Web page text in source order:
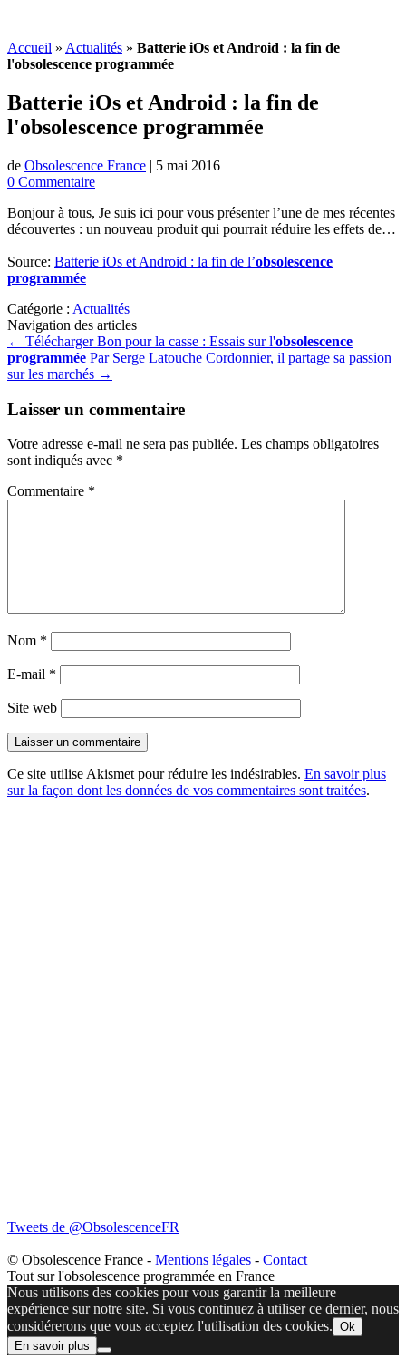
Accueil » Actualités » Batterie iOs et Android : la fin de
l'obsolescence programmée
Batterie iOs et Android : la fin de
l'obsolescence programmée
de Obsolescence France | 5 mai 2016
0 Commentaire
Bonjour à tous, Je suis ici pour vous présenter l’une de mes récentes
découvertes : un nouveau produit qui pourrait réduire les effets de…
Source: Batterie iOs et Android : la fin de l’obsolescence
programmée
Catégorie : Actualités
Navigation des articles
← Télécharger Bon pour la casse : Essais sur l'obsolescence
programmée Par Serge Latouche Cordonnier, il partage sa passion
sur les marchés →
Laisser un commentaire
Votre adresse e-mail ne sera pas publiée. Les champs obligatoires
sont indiqués avec *
Commentaire *
Nom *
E-mail *
Site web
Ce site utilise Akismet pour réduire les indésirables. En savoir plus
sur la façon dont les données de vos commentaires sont traitées.
Tweets de @ObsolescenceFR
© Obsolescence France - Mentions légales - Contact
Tout sur l'obsolescence programmée en France
Nous utilisons des cookies pour vous garantir la meilleure
expérience sur notre site. Si vous continuez à utiliser ce dernier, nous
considérerons que vous acceptez l'utilisation des cookies. Ok
En savoir plus